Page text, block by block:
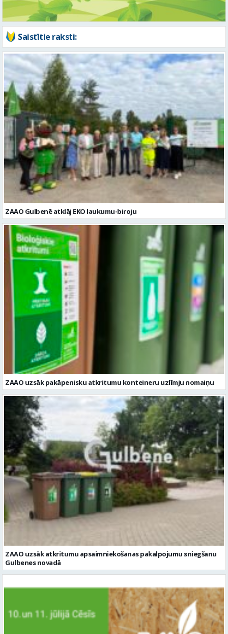
ZAAO Gulbenē atklāj EKO laukumu-biroju
ZAAO uzsāk pakāpenisku atkritumu konteineru uzlīmju nomaiņu
ZAAO uzsāk atkritumu apsaimniekošanas pakalpojumu sniegšanu
Gulbenes novadā